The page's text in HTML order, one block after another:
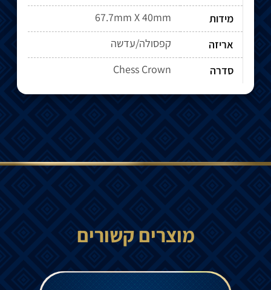
מידות
67.7mm X 40mm
אריזה
קפסולה/עדשה
סדרה
Chess Crown
מוצרים קשורים